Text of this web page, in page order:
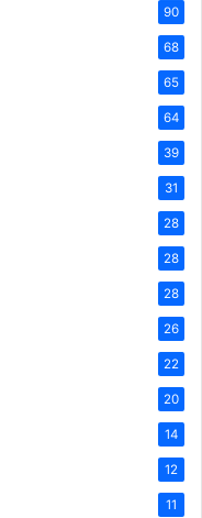
90
68
65
64
39
31
28
28
28
26
22
20
14
12
11